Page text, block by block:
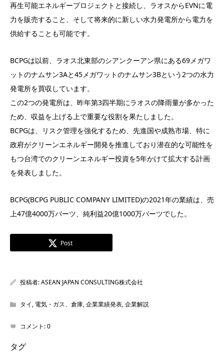
再生可能エネルギープロジェクトと接続し、ラオスからEVNに電
力を販売すること、そして将来的に新しい水力発電所から電力を
供給することも可能です。
BCPGは以前、ラオス北東部のシアンクーアン県にある69メガワ
ットのナムサン3Aと45メガワットのナムサン3Bという2つの水力
発電所を買収しています。
この2つの発電所は、昨年第3四半期にラオスの降雨量が多かった
ため、収益を上げる上で重要な役割を果たしました。
BCPGは、リスク管理を強化するため、先進国や成熟市場、特に
政府がクリーンエネルギー開発を推進しており潜在的な可能性を
もつ台湾でのクリーンエネルギー投資を5年かけて拡大する計画
を発表しました。
BCPG(BCPG PUBLIC COMPANY LIMITED)の2021年の業績は、売
上47億4000万バーツ、純利益20億1000万バーツでした。
Post
投稿者:ASEAN JAPAN CONSULTING株式会社
タイ, 電気・ガス、倉庫,企業業績発表,企業解説
コメント:0
タグ